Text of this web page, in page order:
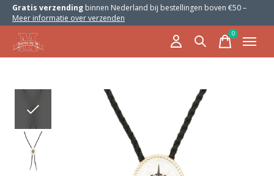
Gratis verzending binnen Nederland bij bestellingen boven €50 –
Meer informatie over verzenden
0items
Slideshow Items